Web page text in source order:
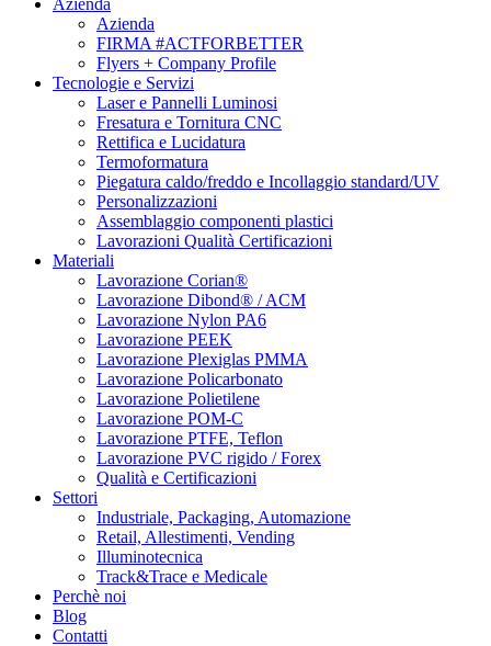
Azienda
Azienda
FIRMA #ACTFORBETTER
Flyers + Company Profile
Tecnologie e Servizi
Laser e Pannelli Luminosi
Fresatura e Tornitura CNC
Rettifica e Lucidatura
Termoformatura
Piegatura caldo/freddo e Incollaggio standard/UV
Personalizzazioni
Assemblaggio componenti plastici
Lavorazioni Qualità Certificazioni
Materiali
Lavorazione Corian®
Lavorazione Dibond® / ACM
Lavorazione Nylon PA6
Lavorazione PEEK
Lavorazione Plexiglas PMMA
Lavorazione Policarbonato
Lavorazione Polietilene
Lavorazione POM-C
Lavorazione PTFE, Teflon
Lavorazione PVC rigido / Forex
Qualità e Certificazioni
Settori
Industriale, Packaging, Automazione
Retail, Allestimenti, Vending
Illuminotecnica
Track&Trace e Medicale
Perchè noi
Blog
Contatti